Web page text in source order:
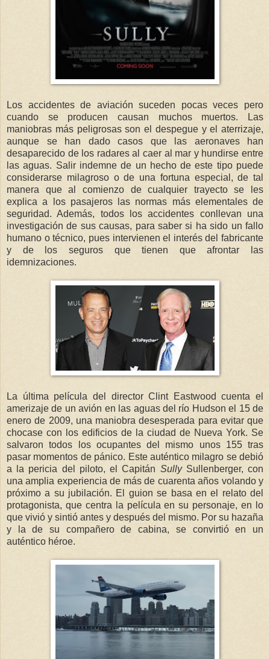
Los accidentes de aviación suceden pocas veces pero
cuando se producen causan muchos muertos. Las
maniobras más peligrosas son el despegue y el aterrizaje,
aunque se han dado casos que las aeronaves han
desaparecido de los radares al caer al mar y hundirse entre
las aguas. Salir indemne de un hecho de este tipo puede
considerarse milagroso o de una fortuna especial, de tal
manera que al comienzo de cualquier trayecto se les
explica a los pasajeros las normas más elementales de
seguridad. Además, todos los accidentes conllevan una
investigación de sus causas, para saber si ha sido un fallo
humano o técnico, pues intervienen el interés del fabricante
y de los seguros que tienen que afrontar las
idemnizaciones.
La última película del director Clint Eastwood cuenta el
amerizaje de un avión en las aguas del río Hudson el 15 de
enero de 2009, una maniobra desesperada para evitar que
chocase con los edificios de la ciudad de Nueva York. Se
salvaron todos los ocupantes del mismo unos 155 tras
pasar momentos de pánico. Este auténtico milagro se debió
a la pericia del piloto, el Capitán SullySullenberger, con
una amplia experiencia de más de cuarenta años volando y
próximo a su jubilación. El guion se basa en el relato del
protagonista, que centra la película en su personaje, en lo
que vivió y sintió antes y después del mismo. Por su hazaña
y la de su compañero de cabina, se convirtió en un
auténtico héroe.